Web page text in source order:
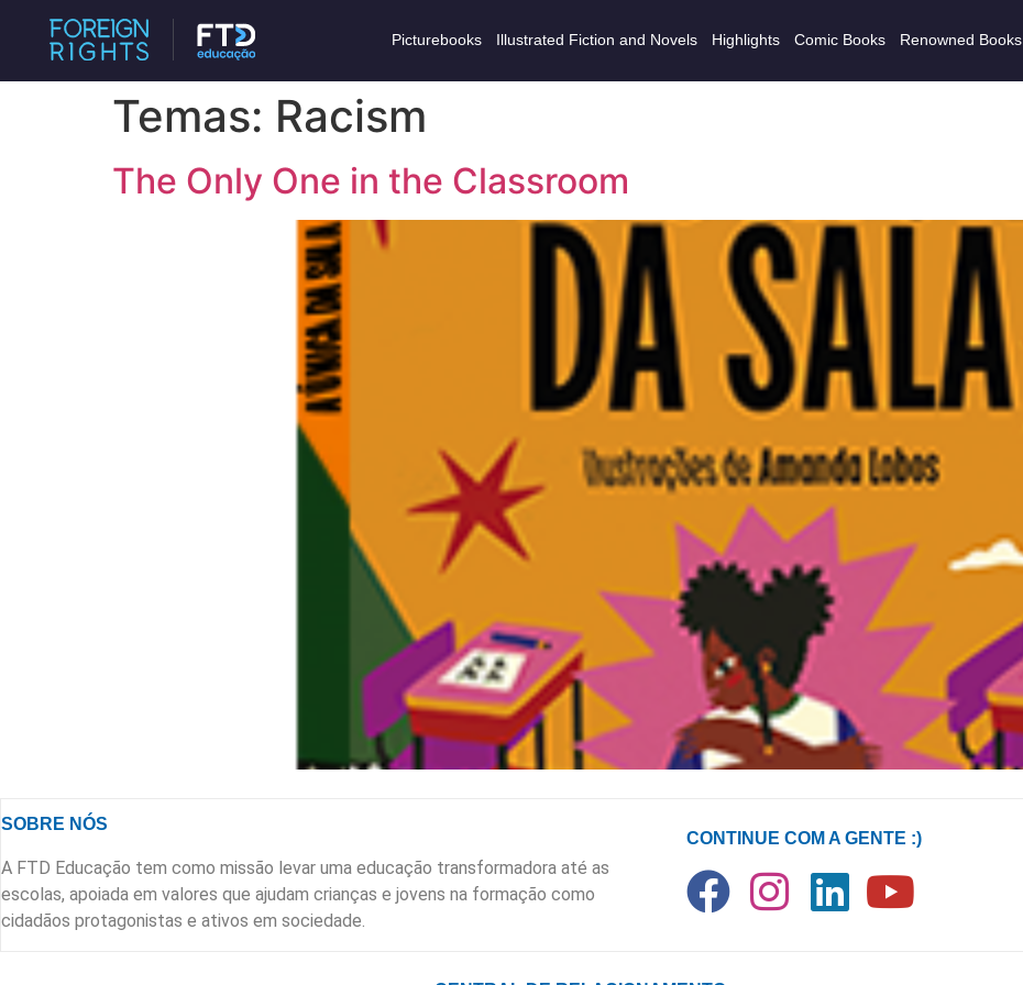
Picturebooks Illustrated Fiction and Novels Highlights Comic Books Renowned Books
Temas: Racism
The Only One in the Classroom
SOBRE NÓS
A FTD Educação tem como missão levar uma educação transformadora até as
escolas, apoiada em valores que ajudam crianças e jovens na formação como
cidadãos protagonistas e ativos em sociedade.
CONTINUE COM A GENTE :)